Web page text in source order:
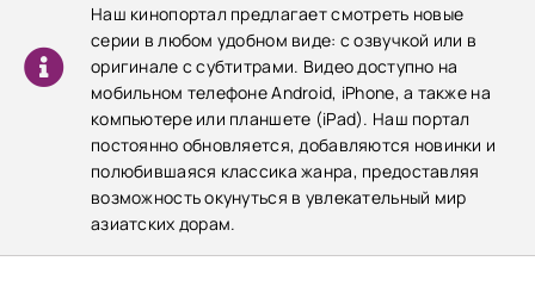
Наш кинопортал предлагает смотреть новые
серии в любом удобном виде: с озвучкой или в
оригинале с субтитрами. Видео доступно на
мобильном телефоне Android, iPhone, а также на
компьютере или планшете (iPad). Наш портал
постоянно обновляется, добавляются новинки и
полюбившаяся классика жанра, предоставляя
возможность окунуться в увлекательный мир
азиатских дорам.